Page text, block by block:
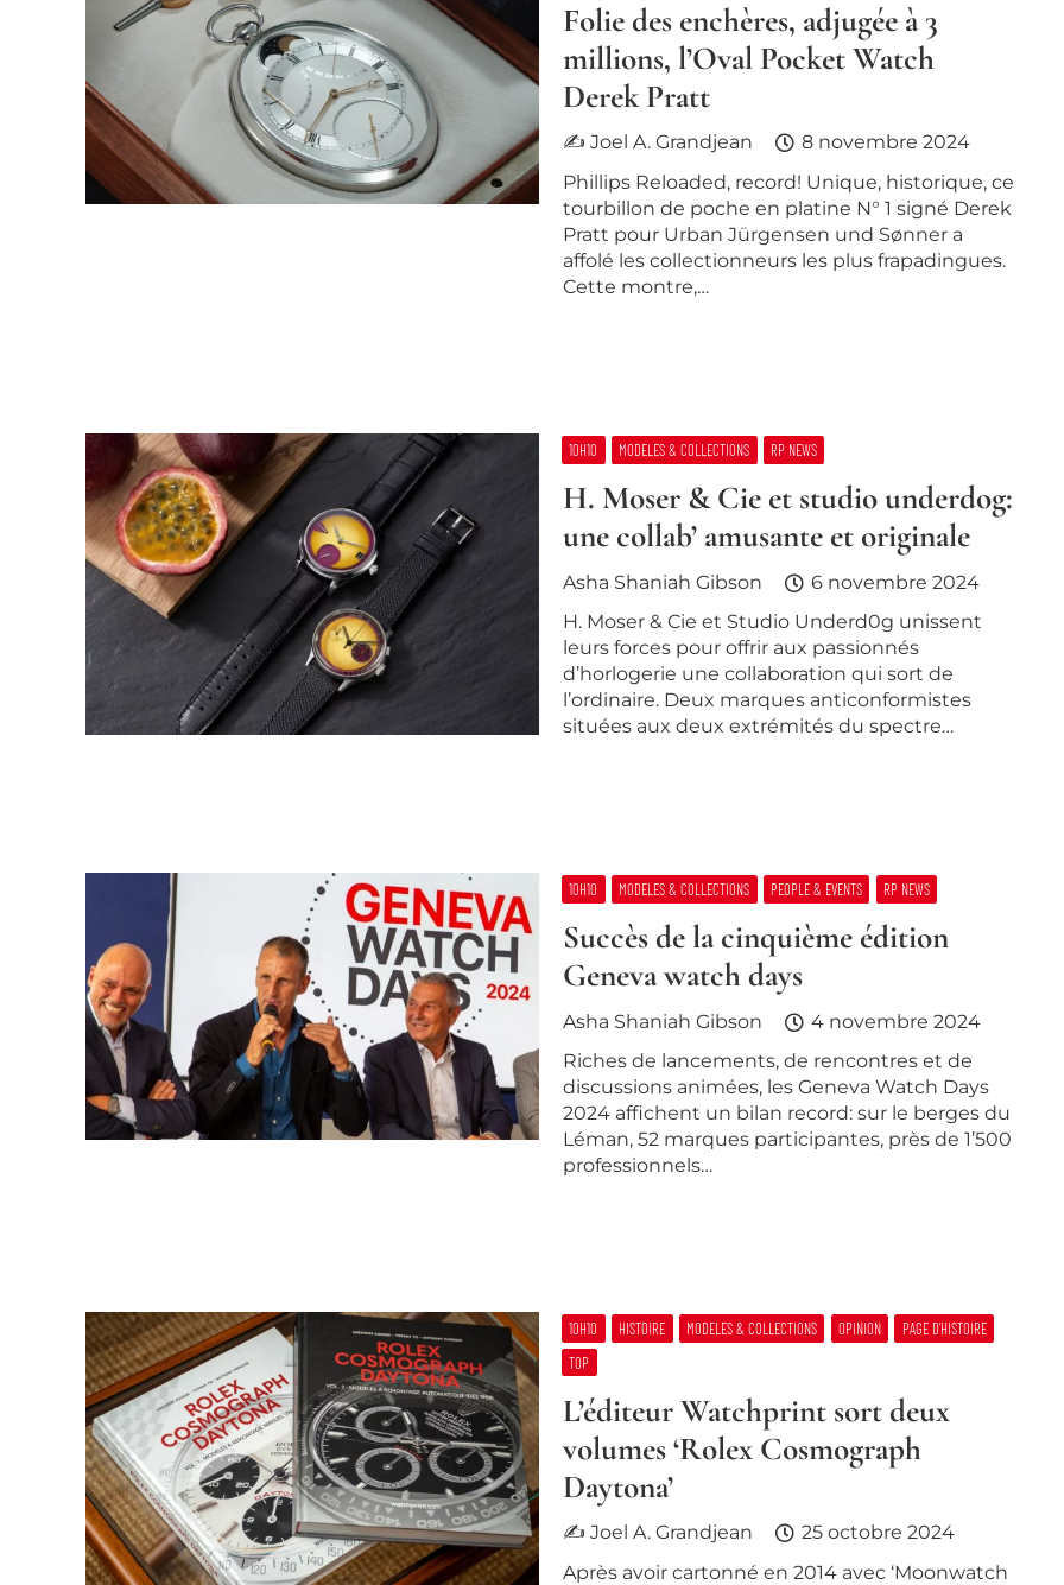
Folie des enchères, adjugée à 3
millions, l’Oval Pocket Watch
Derek Pratt
✍ Joel A. Grandjean
8 novembre 2024
Phillips Reloaded, record! Unique, historique, ce
tourbillon de poche en platine N° 1 signé Derek
Pratt pour Urban Jürgensen und Sønner a
affolé les collectionneurs les plus frapadingues.
Cette montre,…
10H10 MODELES & COLLECTIONS RP NEWS
H. Moser & Cie et studio underdog:
une collab’ amusante et originale
Asha Shaniah Gibson
6 novembre 2024
H. Moser & Cie et Studio Underd0g unissent
leurs forces pour offrir aux passionnés
d’horlogerie une collaboration qui sort de
l’ordinaire. Deux marques anticonformistes
situées aux deux extrémités du spectre…
10H10 MODELES & COLLECTIONS PEOPLE & EVENTS RP NEWS
Succès de la cinquième édition
Geneva watch days
Asha Shaniah Gibson
4 novembre 2024
Riches de lancements, de rencontres et de
discussions animées, les Geneva Watch Days
2024 affichent un bilan record: sur le berges du
Léman, 52 marques participantes, près de 1’500
professionnels…
10H10 HISTOIRE MODELES & COLLECTIONS OPINION
PAGE D’HISTOIRE
TOP
L’éditeur Watchprint sort deux
volumes ‘Rolex Cosmograph
Daytona’
✍ Joel A. Grandjean
25 octobre 2024
Après avoir cartonné en 2014 avec ‘Moonwatch